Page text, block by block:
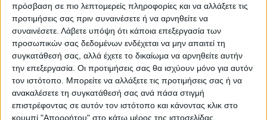
πρόσβαση σε πιο λεπτομερείς πληροφορίες και να αλλάξετε τις
προτιμήσεις σας πριν συναινέσετε ή να αρνηθείτε να
συναινέσετε. Λάβετε υπόψη ότι κάποια επεξεργασία των
προσωπικών σας δεδομένων ενδέχεται να μην απαιτεί τη
συγκατάθεσή σας, αλλά έχετε το δικαίωμα να αρνηθείτε αυτήν
την επεξεργασία. Οι προτιμήσεις σας θα ισχύουν μόνο για αυτόν
τον ιστότοπο. Μπορείτε να αλλάξετε τις προτιμήσεις σας ή να
ανακαλέσετε τη συγκατάθεσή σας ανά πάσα στιγμή
επιστρέφοντας σε αυτόν τον ιστότοπο και κάνοντας κλικ στο
κουμπί "Απορρήτου" στο κάτω μέρος της ιστοσελίδας.